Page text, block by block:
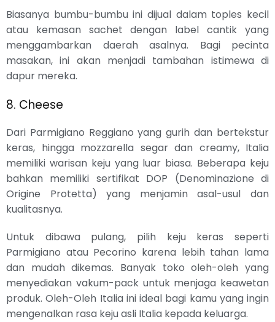
Biasanya bumbu-bumbu ini dijual dalam toples kecil
atau kemasan sachet dengan label cantik yang
menggambarkan daerah asalnya. Bagi pecinta
masakan, ini akan menjadi tambahan istimewa di
dapur mereka.
8. Cheese
Dari Parmigiano Reggiano yang gurih dan bertekstur
keras, hingga mozzarella segar dan creamy, Italia
memiliki warisan keju yang luar biasa. Beberapa keju
bahkan memiliki sertifikat DOP (Denominazione di
Origine Protetta) yang menjamin asal-usul dan
kualitasnya.
Untuk dibawa pulang, pilih keju keras seperti
Parmigiano atau Pecorino karena lebih tahan lama
dan mudah dikemas. Banyak toko oleh-oleh yang
menyediakan vakum-pack untuk menjaga keawetan
produk. Oleh-Oleh Italia ini ideal bagi kamu yang ingin
mengenalkan rasa keju asli Italia kepada keluarga.